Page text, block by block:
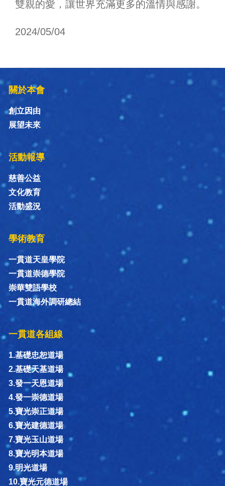
雙親的愛，讓世界充滿更多的溫情與感謝。
2024/05/04
關於本會
創立因由
展望未來
活動報導
慈善公益
文化教育
活動盛況
學術教育
一貫道天皇學院
一貫道崇德學院
崇華雙語學校
一貫道海外調研總結
一貫道各組線
1.基礎忠恕道場
2.基礎天基道場
3.發一天恩道場
4.發一崇德道場
5.寶光崇正道場
6.寶光建德道場
7.寶光玉山道場
8.寶光明本道場
9.明光道場
10.寶光元德道場